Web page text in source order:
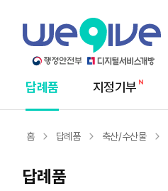
메
답례품 지정기부
답례품
홈 답례품 축산/수산물